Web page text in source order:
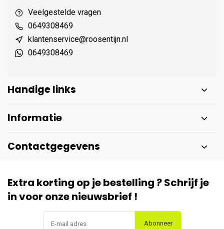
Veelgestelde vragen
0649308469
klantenservice@roosentijn.nl
0649308469
Handige links
Informatie
Contactgegevens
Extra korting op je bestelling ? Schrijf je
in voor onze nieuwsbrief !
Abonneer